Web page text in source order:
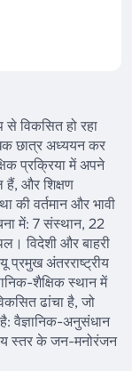
विकसित हो रहा
छात्र अध्ययन कर
प्रक्रिया में अपने
हैं, और शिक्षण
की वर्तमान और भावी
में: 7 संस्थान, 22
विदेशी और बाहरी
प्रमुख अंतरराष्ट्रीय
शैक्षिक स्थान में
ढांचा है, जो
है: वैज्ञानिक-अनुसंधान
स्तर के जन-मनोरंजन